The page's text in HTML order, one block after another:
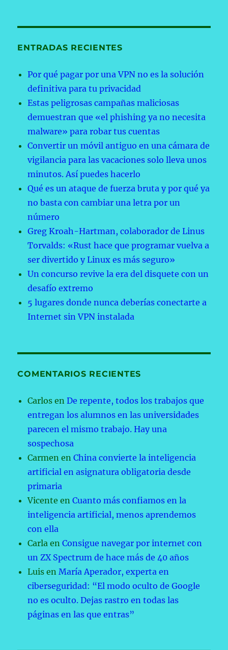
ENTRADAS RECIENTES
Por qué pagar por una VPN no es la solución
definitiva para tu privacidad
Estas peligrosas campañas maliciosas
demuestran que «el phishing ya no necesita
malware» para robar tus cuentas
Convertir un móvil antiguo en una cámara de
vigilancia para las vacaciones solo lleva unos
minutos. Así puedes hacerlo
Qué es un ataque de fuerza bruta y por qué ya
no basta con cambiar una letra por un
número
Greg Kroah-Hartman, colaborador de Linus
Torvalds: «Rust hace que programar vuelva a
ser divertido y Linux es más seguro»
Un concurso revive la era del disquete con un
desafío extremo
5 lugares donde nunca deberías conectarte a
Internet sin VPN instalada
COMENTARIOS RECIENTES
Carlos enDe repente, todos los trabajos que
entregan los alumnos en las universidades
parecen el mismo trabajo. Hay una
sospechosa
Carmen enChina convierte la inteligencia
artificial en asignatura obligatoria desde
primaria
Vicente enCuanto más confiamos en la
inteligencia artificial, menos aprendemos
con ella
Carla enConsigue navegar por internet con
un ZX Spectrum de hace más de 40 años
Luis enMaría Aperador, experta en
ciberseguridad: “El modo oculto de Google
no es oculto. Dejas rastro en todas las
páginas en las que entras”